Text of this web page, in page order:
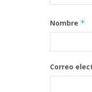
Nombre *
Correo